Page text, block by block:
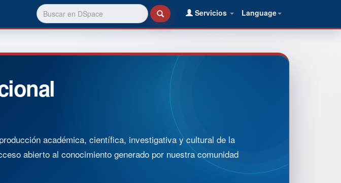
Language
Servicios
académica, científica, investigativa y cultural de la
abierto al conocimiento generado por nuestra comunidad